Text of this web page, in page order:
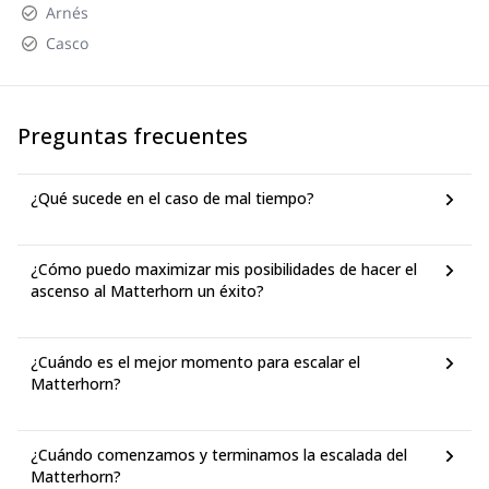
Arnés
Casco
Preguntas frecuentes
¿Qué sucede en el caso de mal tiempo?
¿Cómo puedo maximizar mis posibilidades de hacer el
ascenso al Matterhorn un éxito?
¿Cuándo es el mejor momento para escalar el
Matterhorn?
¿Cuándo comenzamos y terminamos la escalada del
Matterhorn?